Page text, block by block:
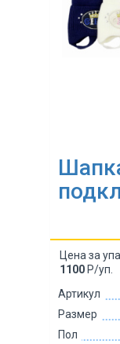
Артикул
Размер
Пол
Цена за
1100 Р/уп.